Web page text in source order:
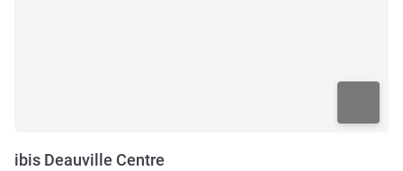
ibis Deauville Centre